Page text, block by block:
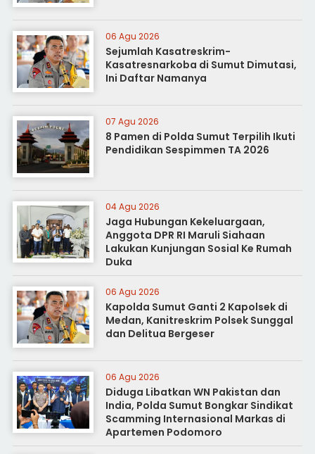
06 Agu 2026
Sejumlah Kasatreskrim-
Kasatresnarkoba di Sumut Dimutasi,
Ini Daftar Namanya
07 Agu 2026
8 Pamen di Polda Sumut Terpilih Ikuti
Pendidikan Sespimmen TA 2026
04 Agu 2026
Jaga Hubungan Kekeluargaan,
Anggota DPR RI Maruli Siahaan
Lakukan Kunjungan Sosial Ke Rumah
Duka
06 Agu 2026
Kapolda Sumut Ganti 2 Kapolsek di
Medan, Kanitreskrim Polsek Sunggal
dan Delitua Bergeser
06 Agu 2026
Diduga Libatkan WN Pakistan dan
India, Polda Sumut Bongkar Sindikat
Scamming Internasional Markas di
Apartemen Podomoro